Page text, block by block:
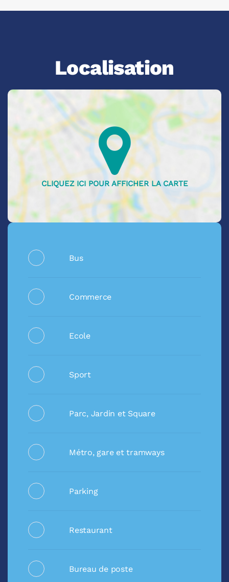
Localisation
Bus
Commerce
Ecole
Sport
Parc, Jardin et Square
Métro, gare et tramways
Parking
Restaurant
Bureau de poste